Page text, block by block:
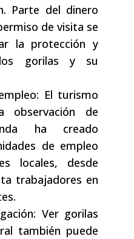
Parte del dinero
de visita se
la protección y
gorilas y su
El turismo
observación de
ha creado
de empleo
locales, desde
trabajadores en
Ver gorilas
también puede